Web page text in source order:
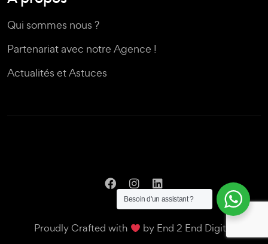
Qui sommes nous ?
Partenariat avec notre Agence !
Actualités et Astuces
Proudly Crafted with by End 2 End Digital
Besoin d'un assistant ?